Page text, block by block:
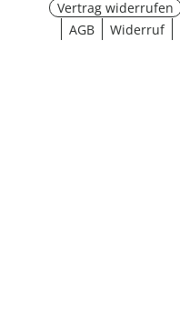
Vertrag widerrufen
AGB
Widerruf